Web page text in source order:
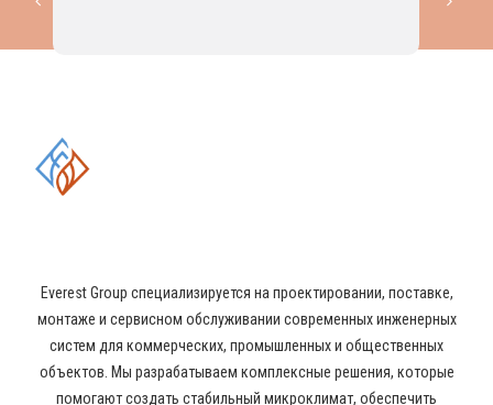
Everest Group специализируется на проектировании, поставке,
монтаже и сервисном обслуживании современных инженерных
систем для коммерческих, промышленных и общественных
объектов. Мы разрабатываем комплексные решения, которые
помогают создать стабильный микроклимат, обеспечить